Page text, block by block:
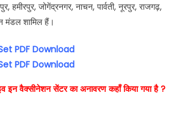
हमीरपुर, जोगेंद्रनगर, नाचन, पार्वती, नूरपुर, राजगढ़,
मंडल शामिल हैं।
PDF Download
PDF Download
इन वैक्सीनेशन सेंटर का अनावरण कहाँ किया गया है ?